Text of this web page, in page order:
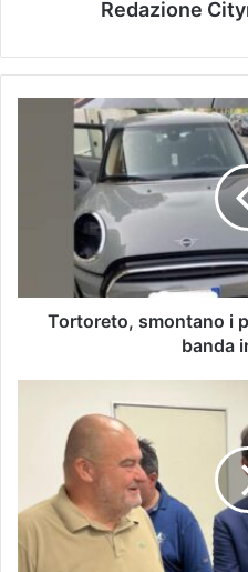
Redazione
Tortoreto, smontano i
banda